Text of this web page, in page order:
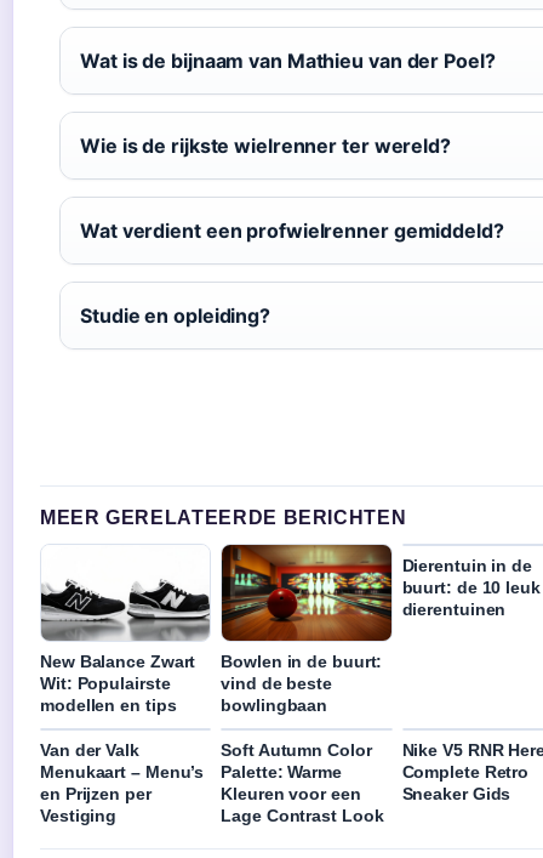
Wat is de bijnaam van Mathieu van der Poel?
Wie is de rijkste wielrenner ter wereld?
Wat verdient een profwielrenner gemiddeld?
Studie en opleiding?
MEER GERELATEERDE BERICHTEN
New Balance Zwart
Wit: Populairste
modellen en tips
Bowlen in de buurt:
vind de beste
bowlingbaan
Dierentuin in de
buurt: de 10
dierentuinen
Van der Valk
Menukaart – Menu’s
en Prijzen per
Vestiging
Soft Autumn Color
Palette: Warme
Kleuren voor een
Lage Contrast Look
Nike V5 RNR
Complete Retro
Sneaker Gids